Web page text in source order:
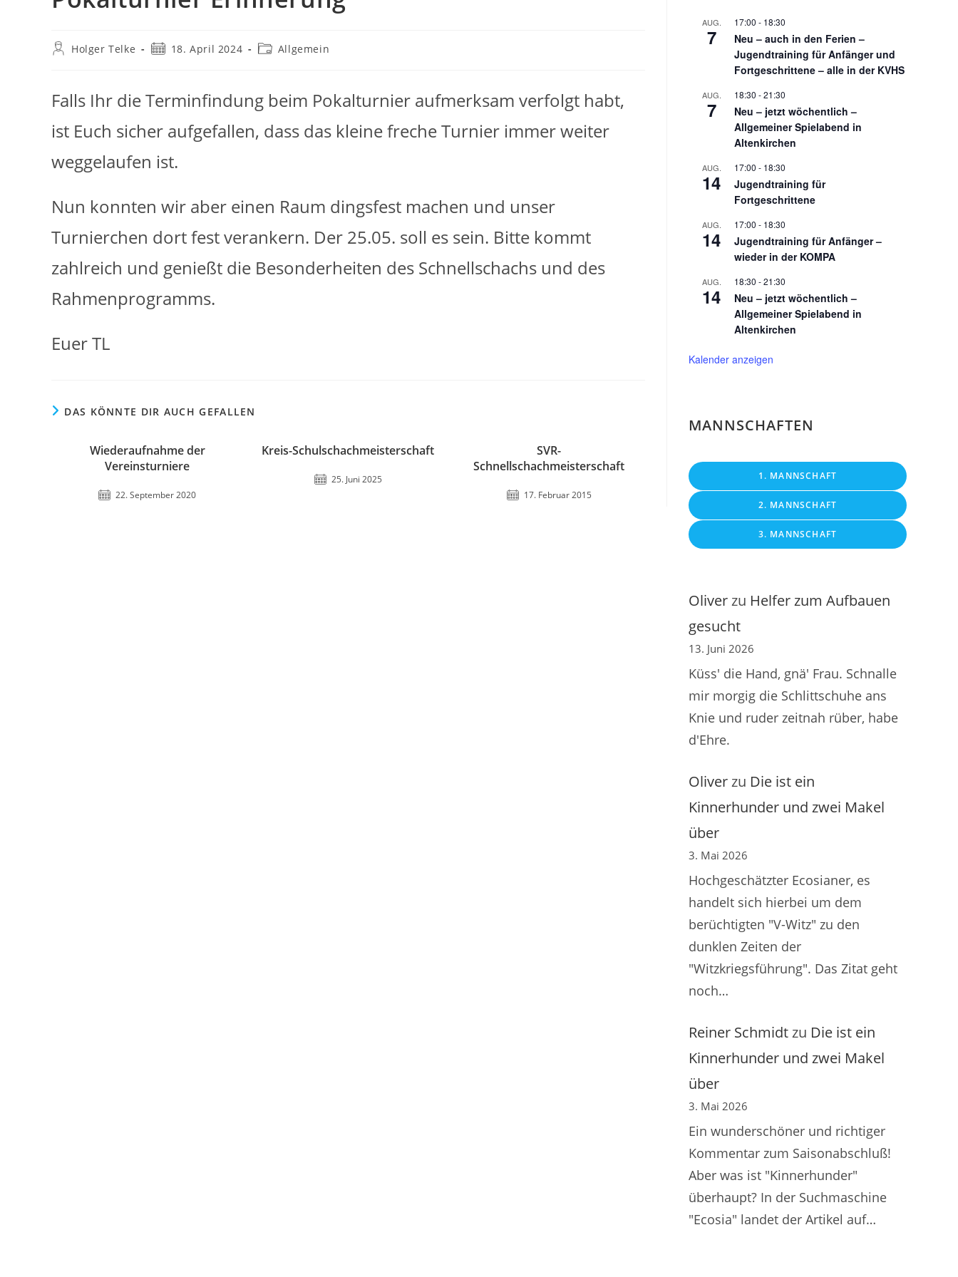
Beitrags-
Holger Telke
Beitrag18. April 2024
Beitrags-
Allgemein
Falls Ihr die Terminfindung beim Pokalturnier aufmerksam verfolgt habt,
ist Euch sicher aufgefallen, dass das kleine freche Turnier immer weiter
weggelaufen ist.
Nun konnten wir aber einen Raum dingsfest machen und unser
Turnierchen dort fest verankern. Der 25.05. soll es sein. Bitte kommt
zahlreich und genießt die Besonderheiten des Schnellschachs und des
Rahmenprogramms.
Euer TL
DAS KÖNNTE DIR AUCH GEFALLEN
Wiederaufnahme der
Vereinsturniere
22. September 2020
Kreis-Schulschachmeisterschaft
25. Juni 2025
SVR-
Schnellschachmeisterschaft
17. Februar 2015
AUG.
7
17:00 - 18:30
Neu – auch in den Ferien –
Jugendtraining für Anfänger und
Fortgeschrittene – alle in der KVHS
AUG.
7
18:30 -21:30
Neu – jetzt wöchentlich –
Allgemeiner Spielabend in
Altenkirchen
AUG.
14
17:00 - 18:30
Jugendtraining für
Fortgeschrittene
AUG.
14
17:00 - 18:30
Jugendtraining für Anfänger –
wieder in der KOMPA
AUG.
14
18:30 -21:30
Neu – jetzt wöchentlich –
Allgemeiner Spielabend in
Altenkirchen
Kalender anzeigen
MANNSCHAFTEN
1. MANNSCHAFT
2. MANNSCHAFT
3. MANNSCHAFT
Oliverzu Helfer zum Aufbauen
gesucht
13. Juni 2026
Küss' die Hand, gnä' Frau. Schnalle
mir morgig die Schlittschuhe ans
Knie und ruder zeitnah rüber, habe
d'Ehre.
Oliverzu Die ist ein
Kinnerhunder und zwei Makel
über
3. Mai 2026
Hochgeschätzter Ecosianer, es
handelt sich hierbei um dem
berüchtigten "V-Witz" zu den
dunklen Zeiten der
"Witzkriegsführung". Das Zitat geht
noch…
Reiner Schmidtzu Die ist ein
Kinnerhunder und zwei Makel
über
3. Mai 2026
Ein wunderschöner und richtiger
Kommentar zum Saisonabschluß!
Aber was ist "Kinnerhunder"
überhaupt? In der Suchmaschine
"Ecosia" landet der Artikel auf…